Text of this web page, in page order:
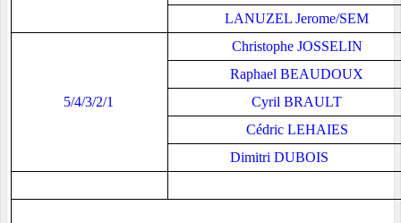
LANUZEL Jerome/SEM
5/4/3/2/1
Christophe JOSSELIN
Raphael BEAUDOUX
Cyril BRAULT
Cédric LEHAIES
Dimitri DUBOIS